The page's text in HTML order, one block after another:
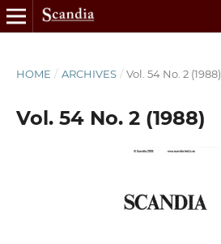
HOME / ARCHIVES / Vol. 54 No. 2 (1988)
Vol. 54 No. 2 (1988)